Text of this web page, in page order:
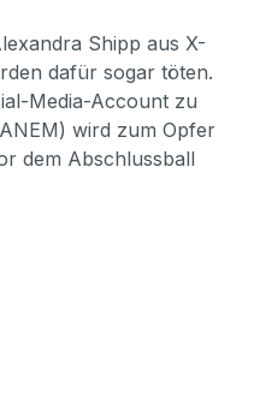
Shipp aus X-
dafür sogar töten.
Media-Account zu
wird zum Opfer
dem Abschlussball